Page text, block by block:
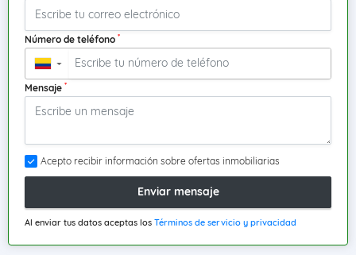
Número de teléfono *
▼
Mensaje *
Acepto recibir información sobre ofertas inmobiliarias
Enviar mensaje
Al enviar tus datos aceptas los Términos de servicio y privacidad